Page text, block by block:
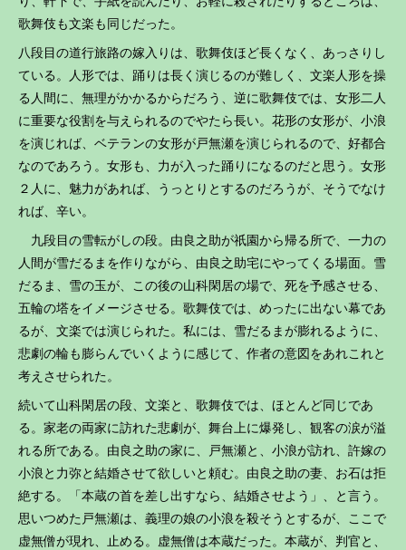
歌舞伎も文楽も同じだった。
八段目の道行旅路の嫁入りは、歌舞伎ほど長くなく、あっさりし
ている。人形では、踊りは長く演じるのが難しく、文楽人形を操
る人間に、無理がかかるからだろう、逆に歌舞伎では、女形二人
に重要な役割を与えられるのでやたら長い。花形の女形が、小浪
を演じれば、ベテランの女形が戸無瀬を演じられるので、好都合
なのであろう。女形も、力が入った踊りになるのだと思う。女形
２人に、魅力があれば、うっとりとするのだろうが、そうでなけ
れば、辛い。
九段目の雪転がしの段。由良之助が祇園から帰る所で、一力の
人間が雪だるまを作りながら、由良之助宅にやってくる場面。雪
だるま、雪の玉が、この後の山科閑居の場で、死を予感させる、
五輪の塔をイメージさせる。歌舞伎では、めったに出ない幕であ
るが、文楽では演じられた。私には、雪だるまが膨れるように、
悲劇の輪も膨らんでいくように感じて、作者の意図をあれこれと
考えさせられた。
続いて山科閑居の段、文楽と、歌舞伎では、ほとんど同じであ
る。家老の両家に訪れた悲劇が、舞台上に爆発し、観客の涙が溢
れる所である。由良之助の家に、戸無瀬と、小浪が訪れ、許嫁の
小浪と力弥と結婚させて欲しいと頼む。由良之助の妻、お石は拒
絶する。「本蔵の首を差し出すなら、結婚させよう」、と言う。
思いつめた戸無瀬は、義理の娘の小浪を殺そうとするが、ここで
虚無僧が現れ、止める。虚無僧は本蔵だった。本蔵が、判官と、